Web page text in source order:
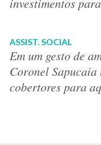
investimentos
ASSIST. SOCIAL
Em um gesto de
Coronel
cobertores para